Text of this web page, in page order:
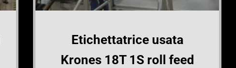
Etichettatrice usata
Krones 18T 1S roll feed